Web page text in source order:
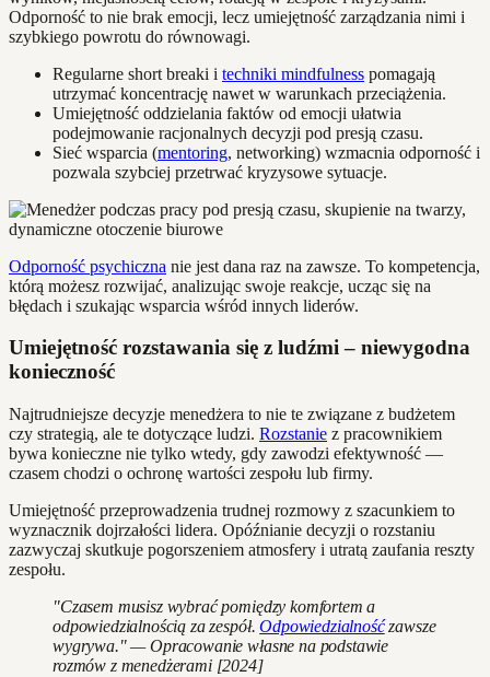
Odporność to nie brak emocji, lecz umiejętność zarządzania nimi i
szybkiego powrotu do równowagi.
Regularne short breaki i techniki mindfulness pomagają
utrzymać koncentrację nawet w warunkach przeciążenia.
Umiejętność oddzielania faktów od emocji ułatwia
podejmowanie racjonalnych decyzji pod presją czasu.
Sieć wsparcia (mentoring, networking) wzmacnia odporność i
pozwala szybciej przetrwać kryzysowe sytuacje.
Odporność psychiczna nie jest dana raz na zawsze. To kompetencja,
którą możesz rozwijać, analizując swoje reakcje, ucząc się na
błędach i szukając wsparcia wśród innych liderów.
Umiejętność rozstawania się z ludźmi – niewygodna
konieczność
Najtrudniejsze decyzje menedżera to nie te związane z budżetem
czy strategią, ale te dotyczące ludzi. Rozstanie z pracownikiem
bywa konieczne nie tylko wtedy, gdy zawodzi efektywność —
czasem chodzi o ochronę wartości zespołu lub firmy.
Umiejętność przeprowadzenia trudnej rozmowy z szacunkiem to
wyznacznik dojrzałości lidera. Opóźnianie decyzji o rozstaniu
zazwyczaj skutkuje pogorszeniem atmosfery i utratą zaufania reszty
zespołu.
"Czasem musisz wybrać pomiędzy komfortem a
odpowiedzialnością za zespół.Odpowiedzialnośćzawsze
wygrywa." — Opracowanie własne na podstawie
rozmów z menedżerami [2024]